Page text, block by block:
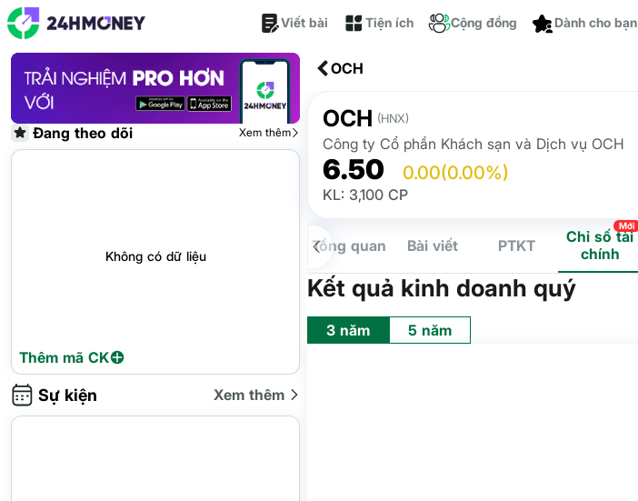
Viết bài Tiện ích Cộng đồng
Dành cho bạn
Đang theo dõi Xem thêm
Không có dữ liệu
Thêm mã CK
Sự kiện Xem thêm
OCH
OCH (HNX)
Công ty Cổ phần Khách sạn và Dịch vụ OCH
6.50 0.00(0.00%)
KL: 3,100 CP
Tổng quan Bài viết PTKT
Chỉ số tài
chính
Mới
Kết quả kinh doanh quý
3 năm 5 năm